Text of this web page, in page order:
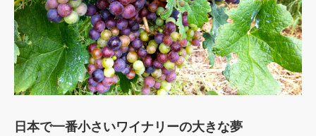
日本で一番小さいワイナリーの大きな夢